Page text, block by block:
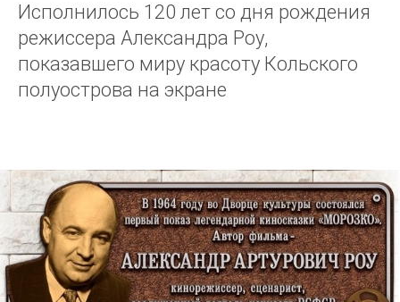
Исполнилось 120 лет со дня рождения
режиссера Александра Роу,
показавшего миру красоту Кольского
полуострова на экране